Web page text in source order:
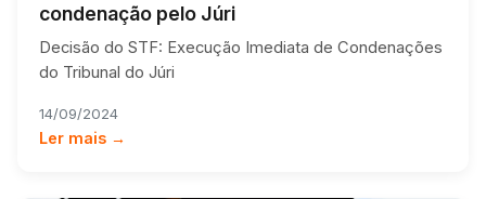
condenação pelo Júri
Decisão do STF: Execução Imediata de Condenações
do Tribunal do Júri
14/09/2024
Ler mais →